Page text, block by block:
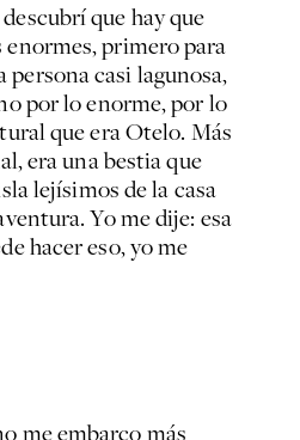
que hay que
primero para
persona casi lagunosa,
por lo enorme, por lo
que era Otelo. Más
era una bestia que
lejísimos de la casa
Yo me dije: esa
hacer eso, yo me
me embarco más